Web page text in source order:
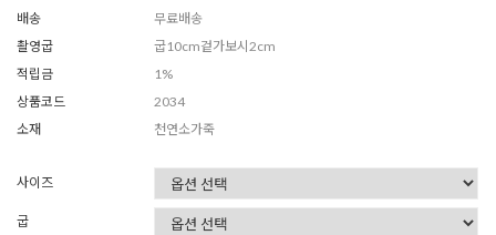
배송
무료배송
촬영굽
굽10cm겉가보시2cm
적립금
1%
상품코드
2034
소재
천연소가죽
사이즈
굽